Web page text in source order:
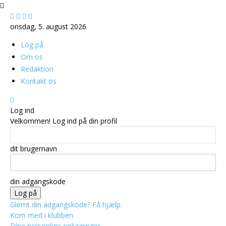
onsdag, 5. august 2026
Log på
Om os
Redaktion
Kontakt os
Log ind
Velkommen! Log ind på din profil
dit brugernavn
din adgangskode
Glemt din adgangskode? Få hjælp.
Kom med i klubben